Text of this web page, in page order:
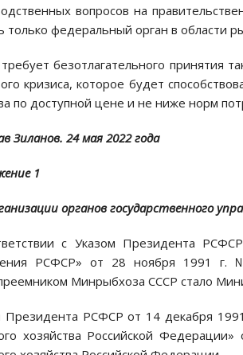
вопросов на
только федеральный орган в области
безотлагательного принятия
кризиса, которое будет
по доступной цене и не ниже норм
Зиланов. 24 мая 2022 года
1
органов государственного
с Указом Президента
РСФСР» от 28 ноября 1991 г.
Минрыбхоза СССР стало
Президента РСФСР от 14 декабря
хозяйства Российской Федерации»